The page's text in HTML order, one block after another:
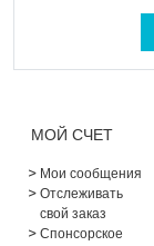
МОЙ СЧЕТ
Мои сообщения
Отслеживать
свой заказ
Спонсорское